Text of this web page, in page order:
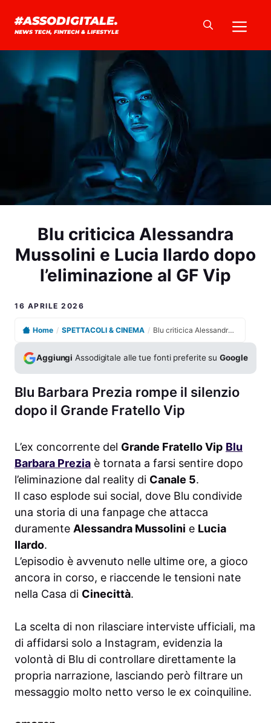
#ASSODIGITALE.
NEWS TECH, FINTECH & LIFESTYLE
Blu criticica Alessandra
Mussolini e Lucia Ilardo dopo
l’eliminazione al GF Vip
16 APRILE 2026
Home / SPETTACOLI & CINEMA / Blu criticica Alessandra Mussolini e Lucia Ilardo dopo l’eliminazione al GF Vip
Aggiungi Assodigitale alle tue fonti preferite suGoogle
Blu Barbara Prezia rompe il silenzio
dopo il Grande Fratello Vip
L’ex concorrente del Grande Fratello Vip Blu
Barbara Prezia è tornata a farsi sentire dopo
l’eliminazione dal reality di Canale 5.
Il caso esplode sui social, dove Blu condivide
una storia di una fanpage che attacca
duramente Alessandra Mussolini e Lucia
Ilardo.
L’episodio è avvenuto nelle ultime ore, a gioco
ancora in corso, e riaccende le tensioni nate
nella Casa di Cinecittà.
La scelta di non rilasciare interviste ufficiali, ma
di affidarsi solo a Instagram, evidenzia la
volontà di Blu di controllare direttamente la
propria narrazione, lasciando però filtrare un
messaggio molto netto verso le ex coinquiline.